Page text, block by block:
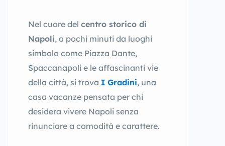
Nel cuore del centro storico di
Napoli, a pochi minuti da luoghi
simbolo come Piazza Dante,
Spaccanapoli e le affascinanti vie
della città, si trova I Gradini, una
casa vacanze pensata per chi
desidera vivere Napoli senza
rinunciare a comodità e carattere.